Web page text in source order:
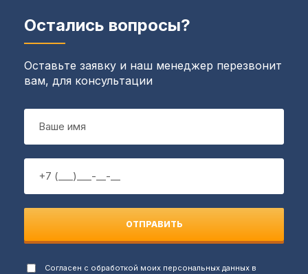
Остались вопросы?
Оставьте заявку и наш менеджер перезвонит
вам, для консультации
ОТПРАВИТЬ
Согласен с обработкой моих персональных данных в